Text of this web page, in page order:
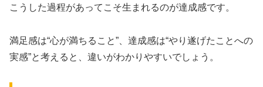
こうした過程があってこそ生まれるのが達成感です。
満足感は“心が満ちること”、達成感は“やり遂げたことへの
実感”と考えると、違いがわかりやすいでしょう。